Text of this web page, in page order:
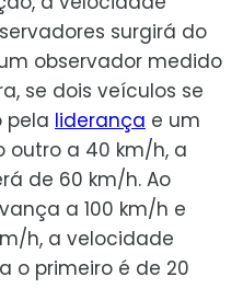
surgirá do
observador medido
se dois veículos se
pela liderança e um
outro a 40 km/h, a
de 60 km/h. Ao
a 100 km/h e
h, a velocidade
o primeiro é de 20